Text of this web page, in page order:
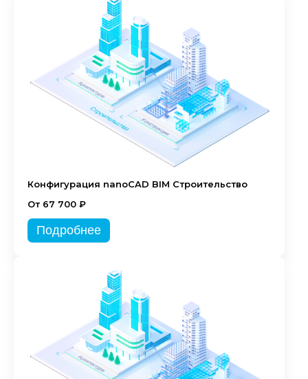
Конфигурация nanoCAD BIM Строительство
От 67 700 ₽
Подробнее